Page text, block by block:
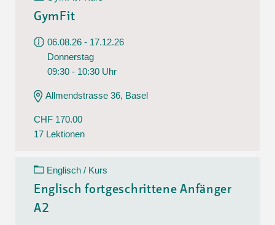
GymFit
06.08.26 - 17.12.26
Donnerstag
09:30 - 10:30 Uhr
Allmendstrasse 36, Basel
CHF 170.00
17 Lektionen
Englisch / Kurs
Englisch fortgeschrittene Anfänger
A2